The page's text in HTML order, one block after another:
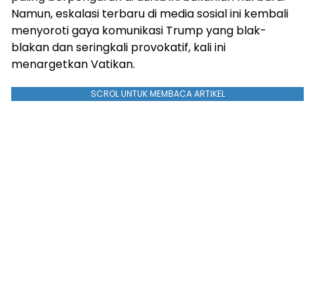
Namun, eskalasi terbaru di media sosial ini kembali
menyoroti gaya komunikasi Trump yang blak-
blakan dan seringkali provokatif, kali ini
menargetkan Vatikan.
SCROL UNTUK MEMBACA ARTIKEL